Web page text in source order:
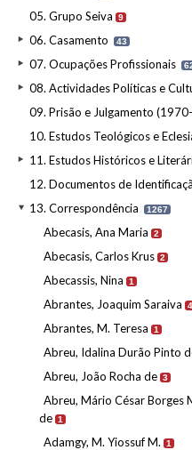
05. Grupo Seiva 9
06. Casamento 43
07. Ocupações Profissionais
08. Actividades Políticas e
09. Prisão e Julgamento
10. Estudos Teológicos e
11. Estudos Históricos e
12. Documentos de
13. Correspondência 1267
Abecasis, Ana Maria 2
Abecasis, Carlos Krus 2
Abecassis, Nina 1
Abrantes, Joaquim Saraiva 4
Abrantes, M. Teresa 1
Abreu, Idalina Durão Pinto
Abreu, João Rocha de 3
Abreu, Mário César Borges
de 1
Adamgy, M. Yiossuf M. 1